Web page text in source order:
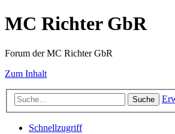
MC Richter GbR
Forum der MC Richter GbR
Zum Inhalt
Suche
Schnellzugriff